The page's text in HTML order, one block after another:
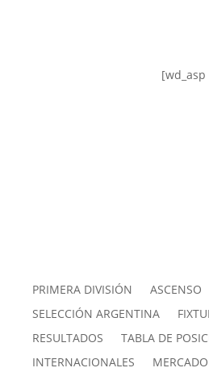
PRIMERA DIVISIÓN
ASCENSO
SELECCIÓN ARGENTINA
RESULTADOS
TABLA DE
INTERNACIONALES